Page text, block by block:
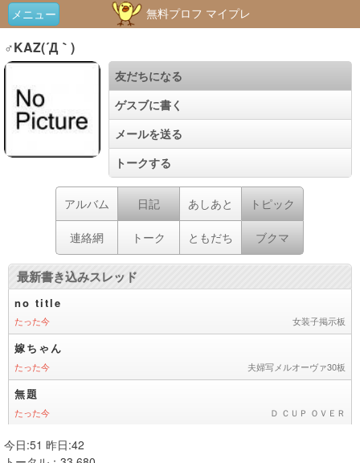
メニュー 無料プロフ マイプレ
♂KAZ(´Д｀)
友だちになる
ゲスブに書く
メールを送る
トークする
アルバム 日記 あしあと トピック
連絡網 トーク ともだち ブクマ
今日:51 昨日:42